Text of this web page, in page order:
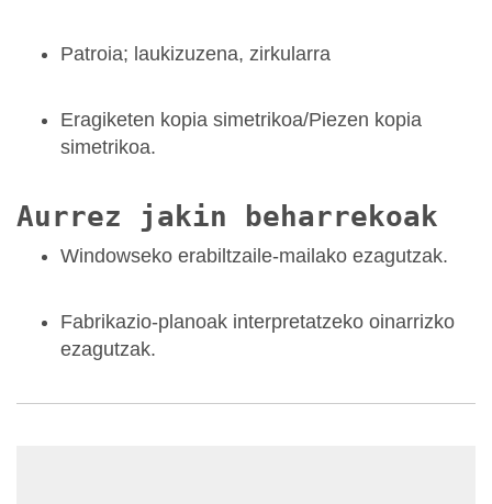
Patroia; laukizuzena, zirkularra
Eragiketen kopia simetrikoa/Piezen kopia
simetrikoa.
Aurrez jakin beharrekoak
Windowseko erabiltzaile-mailako ezagutzak.
Fabrikazio-planoak interpretatzeko oinarrizko
ezagutzak.